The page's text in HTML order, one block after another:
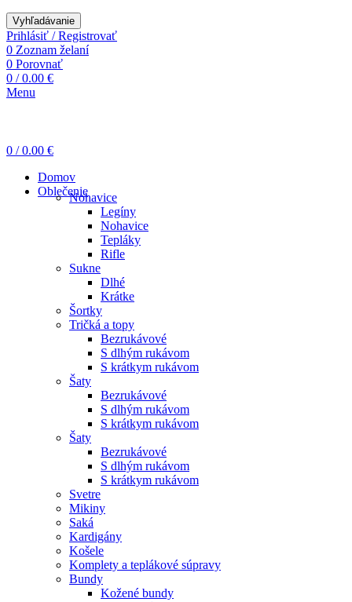
Vyhľadávanie
Prihlásiť / Registrovať
0 Zoznam želaní
0 Porovnať
0 / 0.00 €
Menu
0 / 0.00 €
Domov
OblečenieNohavice
Legíny
Nohavice
Tepláky
Rifle
Sukne
Dlhé
Krátke
Šortky
Tričká a topy
Bezrukávové
S dlhým rukávom
S krátkym rukávom
Šaty
Bezrukávové
S dlhým rukávom
S krátkym rukávom
Šaty
Bezrukávové
S dlhým rukávom
S krátkym rukávom
Svetre
Mikiny
Saká
Kardigány
Košele
Komplety a teplákové súpravy
Bundy
Kožené bundy